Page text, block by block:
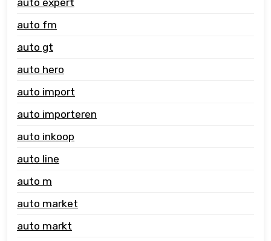
auto fm
auto gt
auto hero
auto import
auto importeren
auto inkoop
auto line
auto m
auto market
auto markt